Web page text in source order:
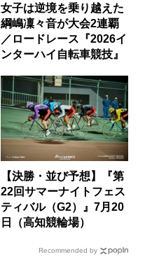
女子は逆境を乗り越えた
綱嶋凜々音が大会2連覇
／ロードレース『2026イ
ンターハイ自転車競技』
【決勝・並び予想】『第
22回サマーナイトフェス
ティバル（G2）』7月20
日（高知競輪場）
Recommended by